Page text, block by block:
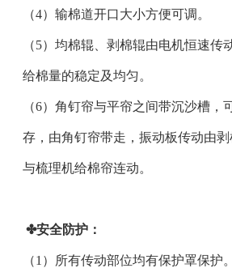
（4）输棉道开口大小方便可调。
（5）均棉辊、剥棉辊由电机恒速传
给棉量的稳定及均匀。
（6）角钉帘与平帘之间带沉沙槽，
存，由角钉帘带走，振动板传动由
与梳理机给棉
✤安全防护：
（1）所有传动部位均有保护罩保护。